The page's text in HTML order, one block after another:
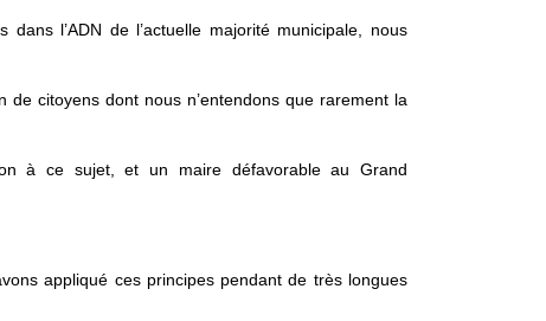
l’ADN de l’actuelle majorité municipale, nous
de citoyens dont nous n’entendons que rarement la
à ce sujet, et un maire défavorable au Grand
appliqué ces principes pendant de très longues